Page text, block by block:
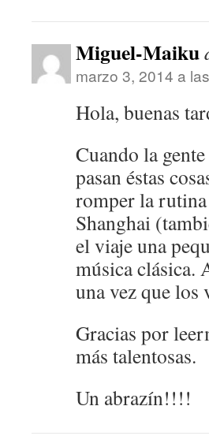
Miguel-Maiku
marzo 3, 2014 a
Hola, buenas
Cuando la
pasan éstas
romper la
Shanghai
el viaje una
música clásica.
una vez que
Gracias por
más talentosas.
Un abrazín!!!!